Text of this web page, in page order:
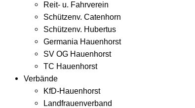
Reit- u. Fahrverein
Schützenv. Catenhorn
Schützenv. Hubertus
Germania Hauenhorst
SV OG Hauenhorst
TC Hauenhorst
Verbände
KfD-Hauenhorst
Landfrauenverband